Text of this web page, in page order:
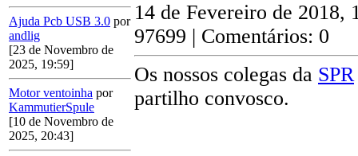
Ajuda Pcb USB 3.0 por
andlig
[23 de Novembro de
2025, 19:59]
Motor ventoinha por
KammutierSpule
[10 de Novembro de
2025, 20:43]
14 de Fevereiro de 2018,
97699 | Comentários: 0
Os nossos colegas da SPR
partilho convosco.